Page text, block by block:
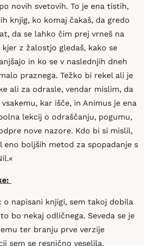
novih svetovih. To je ena tistih,
knjig, ko komaj čakaš, da gredo
da se lahko čim prej vrneš na
z žalostjo gledaš, kako se
in ko se v naslednjih dneh
praznega. Težko bi rekel ali je
ali za odrasle, vendar mislim, da
kar išče, in Animus je ena
lekcij o odraščanju, pogumu,
nove nazore. Kdo bi si mislil,
eno boljših metod za spopadanje s
o napisani knjigi, sem takoj dobila
bo nekaj odličnega. Seveda se je
ter branju prve verzije
sem se resnično veselila.